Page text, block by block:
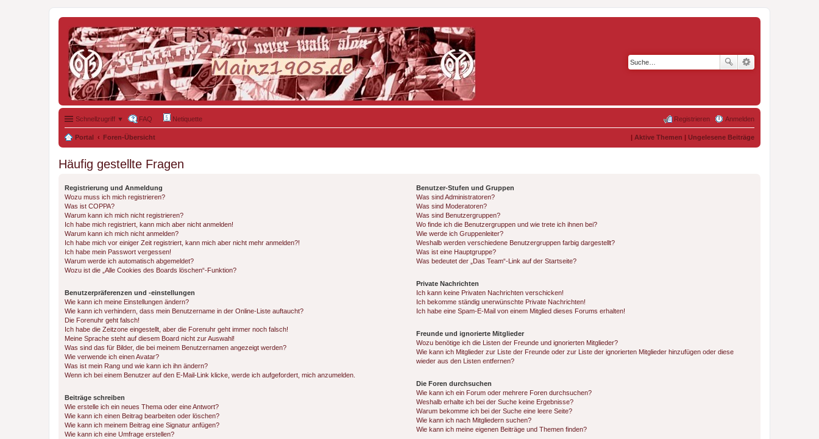
Schnellzugriff ▼ FAQ Netiquette Anmelden
Registrieren
Portal Foren-Übersicht | Aktive Themen | Ungelesene Beiträge
Häufig gestellte Fragen
Registrierung und Anmeldung
Wozu muss ich mich registrieren?
Was ist COPPA?
Warum kann ich mich nicht registrieren?
Ich habe mich registriert, kann mich aber nicht anmelden!
Warum kann ich mich nicht anmelden?
Ich habe mich vor einiger Zeit registriert, kann mich aber nicht mehr anmelden?!
Ich habe mein Passwort vergessen!
Warum werde ich automatisch abgemeldet?
Wozu ist die „Alle Cookies des Boards löschen“-Funktion?
Benutzerpräferenzen und -einstellungen
Wie kann ich meine Einstellungen ändern?
Wie kann ich verhindern, dass mein Benutzername in der Online-Liste auftaucht?
Die Forenuhr geht falsch!
Ich habe die Zeitzone eingestellt, aber die Forenuhr geht immer noch falsch!
Meine Sprache steht auf diesem Board nicht zur Auswahl!
Was sind das für Bilder, die bei meinem Benutzernamen angezeigt werden?
Wie verwende ich einen Avatar?
Was ist mein Rang und wie kann ich ihn ändern?
Wenn ich bei einem Benutzer auf den E-Mail-Link klicke, werde ich aufgefordert, mich anzumelden.
Beiträge schreiben
Wie erstelle ich ein neues Thema oder eine Antwort?
Wie kann ich einen Beitrag bearbeiten oder löschen?
Wie kann ich meinem Beitrag eine Signatur anfügen?
Wie kann ich eine Umfrage erstellen?
Benutzer-Stufen und Gruppen
Was sind Administratoren?
Was sind Moderatoren?
Was sind Benutzergruppen?
Wo finde ich die Benutzergruppen und wie trete ich ihnen bei?
Wie werde ich Gruppenleiter?
Weshalb werden verschiedene Benutzergruppen farbig dargestellt?
Was ist eine Hauptgruppe?
Was bedeutet der „Das Team“-Link auf der Startseite?
Private Nachrichten
Ich kann keine Privaten Nachrichten verschicken!
Ich bekomme ständig unerwünschte Private Nachrichten!
Ich habe eine Spam-E-Mail von einem Mitglied dieses Forums erhalten!
Freunde und ignorierte Mitglieder
Wozu benötige ich die Listen der Freunde und ignorierten Mitglieder?
Wie kann ich Mitglieder zur Liste der Freunde oder zur Liste der ignorierten Mitglieder hinzufügen oder diese
wieder aus den Listen entfernen?
Die Foren durchsuchen
Wie kann ich ein Forum oder mehrere Foren durchsuchen?
Weshalb erhalte ich bei der Suche keine Ergebnisse?
Warum bekomme ich bei der Suche eine leere Seite?
Wie kann ich nach Mitgliedern suchen?
Wie kann ich meine eigenen Beiträge und Themen finden?